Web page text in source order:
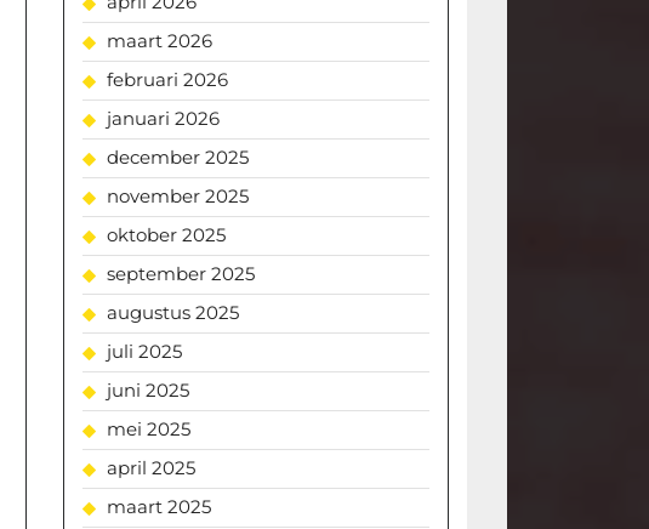
maart 2026
februari 2026
januari 2026
december 2025
november 2025
oktober 2025
september 2025
augustus 2025
juli 2025
juni 2025
mei 2025
april 2025
maart 2025